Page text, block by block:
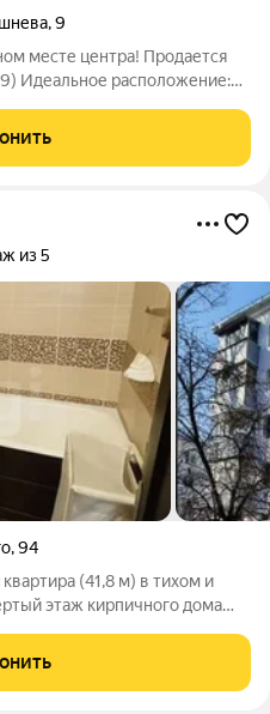
,9
месте центра! Продается
Вся инфраструктура под
из 5
,94
(41,8 м) в тихом и
этаж кирпичного дома
ремонт: выводы под